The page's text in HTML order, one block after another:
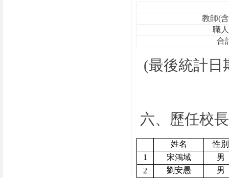
教師(
職
合
(最後統計日
六、歷任校
姓名
性別
1
宋鴻域
男
2
劉安愚
男